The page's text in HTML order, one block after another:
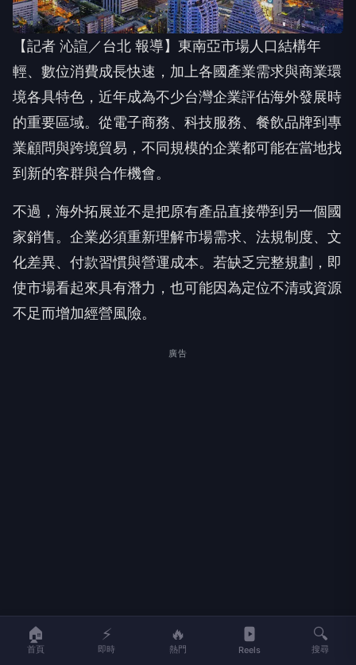
【記者 沁諠／台北 報導】東南亞市場人口結構年
輕、數位消費成長快速，加上各國產業需求與商業環
境各具特色，近年成為不少台灣企業評估海外發展時
的重要區域。從電子商務、科技服務、餐飲品牌到專
業顧問與跨境貿易，不同規模的企業都可能在當地找
到新的客群與合作機會。
不過，海外拓展並不是把原有產品直接帶到另一個國
家銷售。企業必須重新理解市場需求、法規制度、文
化差異、付款習慣與營運成本。若缺乏完整規劃，即
使市場看起來具有潛力，也可能因為定位不清或資源
不足而增加經營風險。
廣告
🏠
首頁
⚡
即時
🔥
熱門 Reels
🔍
搜尋